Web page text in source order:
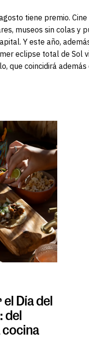
tiene premio.
museos sin colas y
Y este año,
eclipse total de Sol
que coincidirá
Día del
del
cocina